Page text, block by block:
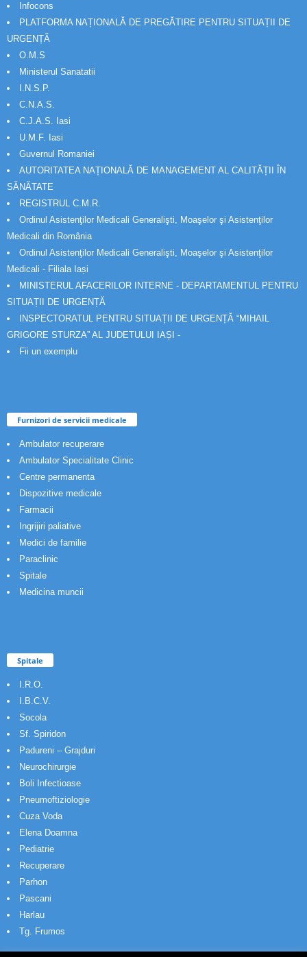
Infocons
PLATFORMA NAȚIONALĂ DE PREGĂTIRE PENTRU SITUAȚII DE
URGENȚĂ
O.M.S
Ministerul Sanatatii
I.N.S.P.
C.N.A.S.
C.J.A.S. Iasi
U.M.F. Iasi
Guvernul Romaniei
AUTORITATEA NAȚIONALĂ DE MANAGEMENT AL CALITĂȚII ÎN
SĂNĂTATE
REGISTRUL C.M.R.
Ordinul Asistenţilor Medicali Generalişti, Moaşelor şi Asistenţilor
Medicali din România
Ordinul Asistenţilor Medicali Generalişti, Moaşelor şi Asistenţilor
Medicali - Filiala Iași
MINISTERUL AFACERILOR INTERNE - DEPARTAMENTUL PENTRU
SITUAȚII DE URGENȚĂ
INSPECTORATUL PENTRU SITUAȚII DE URGENȚĂ “MIHAIL
GRIGORE STURZA” AL JUDETULUI IAȘI -
Fii un exemplu
Furnizori de servicii medicale
Ambulator recuperare
Ambulator Specialitate Clinic
Centre permanenta
Dispozitive medicale
Farmacii
Ingrijiri paliative
Medici de familie
Paraclinic
Spitale
Medicina muncii
Spitale
I.R.O.
I.B.C.V.
Socola
Sf. Spiridon
Padureni – Grajduri
Neurochirurgie
Boli Infectioase
Pneumoftiziologie
Cuza Voda
Elena Doamna
Pediatrie
Recuperare
Parhon
Pascani
Harlau
Tg. Frumos